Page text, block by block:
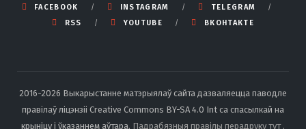
FACEBOOK INSTAGRAM
TELEGRAM
RSS
YOUTUBE ВКОНТАКТЕ
2016-2026 Выкарыстанне матэрыялаў сайта дазваляецца паводле
правілаў ліцэнзіі Creative Commons BY-SA 4.0 Int са спасылкай на
крыніцу і ўказаннем аўтара. Падрабязныя правілы перадруку тут .